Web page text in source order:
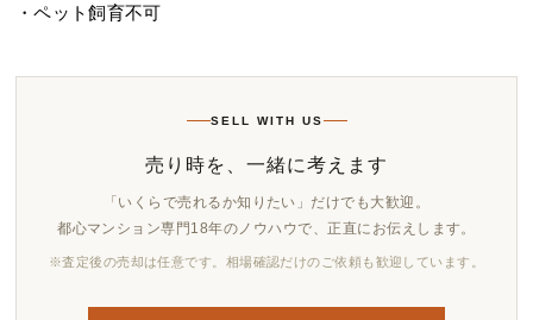
・ペット飼育不可
SELL WITH US
売り時を、一緒に考えます
「いくらで売れるか知りたい」だけでも大歓迎。
都心マンション専門18年のノウハウで、正直にお伝えします。
※査定後の売却は任意です。相場確認だけのご依頼も歓迎しています。